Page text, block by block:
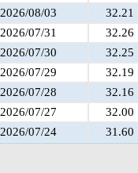
2026/08/03
32.21
2026/07/31
32.26
2026/07/30
32.25
2026/07/29
32.19
2026/07/28
32.16
2026/07/27
32.00
2026/07/24
31.60